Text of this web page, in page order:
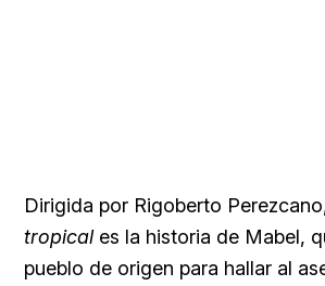
Dirigida por Rigoberto
tropicales la historia de Mabel,
pueblo de origen para hallar al